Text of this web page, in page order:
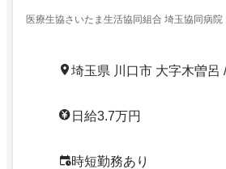
医療生協さいたま生活協同組合 埼玉協同病院
埼玉県 川口市 大字木曽呂
日給3.7万円
時短勤務あり